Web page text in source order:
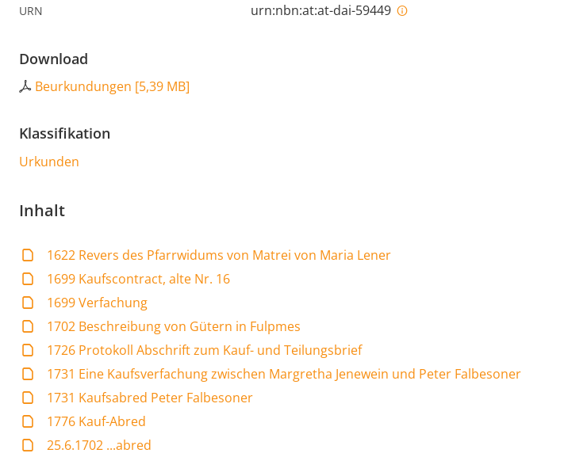
URN urn:nbn:at:at-dai-59449
Download
Beurkundungen [5,39 MB]
Klassifikation
Urkunden
Inhalt
1622 Revers des Pfarrwidums von Matrei von Maria Lener
1699 Kaufscontract, alte Nr. 16
1699 Verfachung
1702 Beschreibung von Gütern in Fulpmes
1726 Protokoll Abschrift zum Kauf- und Teilungsbrief
1731 Eine Kaufsverfachung zwischen Margretha Jenewein und Peter Falbesoner
1731 Kaufsabred Peter Falbesoner
1776 Kauf-Abred
25.6.1702 ...abred